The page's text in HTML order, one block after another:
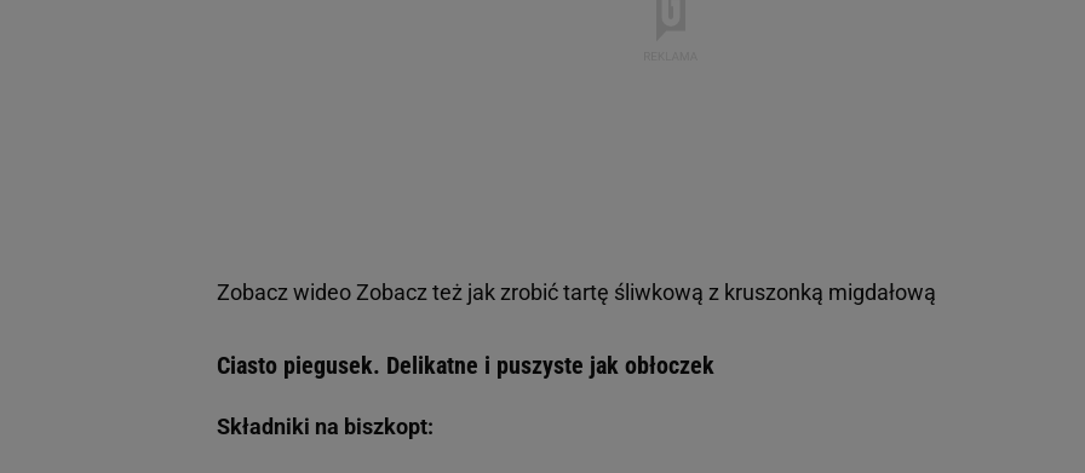
Zobacz wideo Zobacz też jak zrobić tartę śliwkową z kruszonką migdałową
Ciasto piegusek. Delikatne i puszyste jak obłoczek
Składniki na biszkopt: